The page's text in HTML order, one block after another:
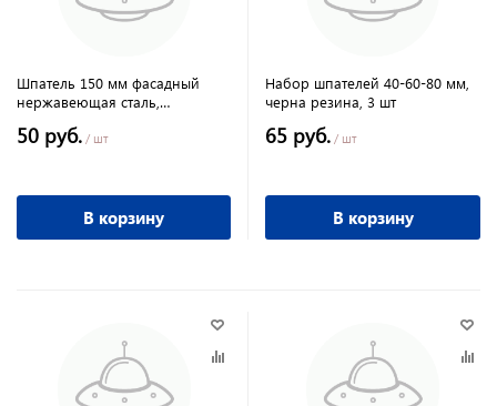
Шпатель 150 мм фасадный
нержавеющая сталь,
50 руб. / шт
В корзину
Набор шпателей 40-60-80 мм,
черна резина, 3 шт
65 руб. / шт
В корзину